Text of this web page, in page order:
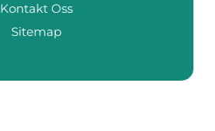
Kontakt Oss
Sitemap